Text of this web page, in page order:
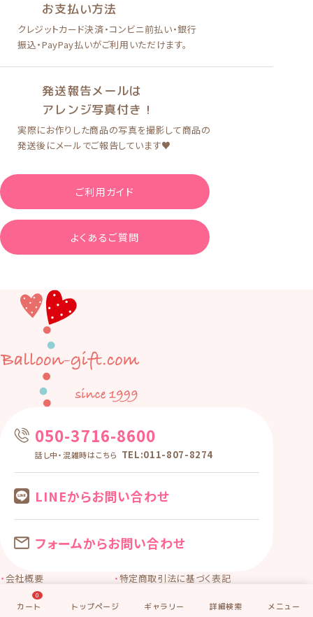
お支払い方法
クレジットカード決済・コンビニ前払い・銀行
振込・PayPay払いがご利用いただけます。
発送報告メールは
アレンジ写真付き！
実際にお作りした商品の写真を撮影して商品の
発送後にメールでご報告しています♥
ご利用ガイド
よくあるご質問
0
050-3716-8600
話し中・混雑時はこちら TEL:011-807-8274
LINEからお問い合わせ
フォームからお問い合わせ
会社概要
特定商取引法に基づく表記
個人情報保護方針
©2025 Balloon-gift.com